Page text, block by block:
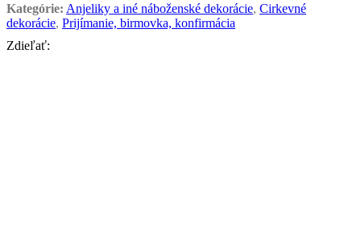
Kategórie: Anjeliky a iné náboženské dekorácie, Cirkevné
dekorácie, Prijímanie, birmovka, konfirmácia
Zdieľať: